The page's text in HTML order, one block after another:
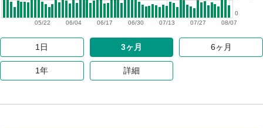
08/07
07/27
07/13
06/30
06/17
06/04
05/22
0
1日 3ヶ月 6ヶ月
1年 詳細